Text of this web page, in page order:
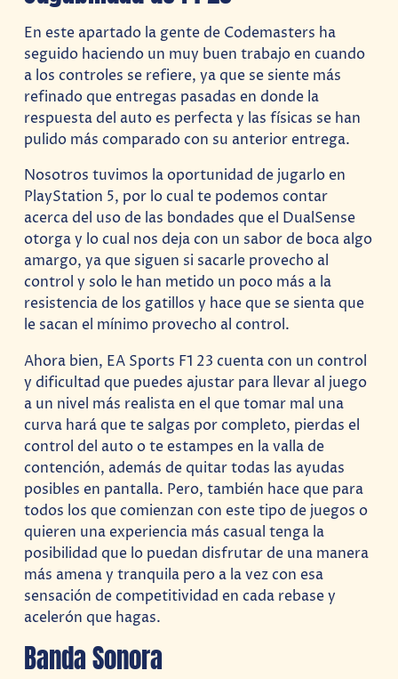
En este apartado la gente de Codemasters ha
seguido haciendo un muy buen trabajo en cuando
a los controles se refiere, ya que se siente más
refinado que entregas pasadas en donde la
respuesta del auto es perfecta y las físicas se han
pulido más comparado con su anterior entrega.
Nosotros tuvimos la oportunidad de jugarlo en
PlayStation 5, por lo cual te podemos contar
acerca del uso de las bondades que el DualSense
otorga y lo cual nos deja con un sabor de boca algo
amargo, ya que siguen si sacarle provecho al
control y solo le han metido un poco más a la
resistencia de los gatillos y hace que se sienta que
le sacan el mínimo provecho al control.
Ahora bien, EA Sports F1 23 cuenta con un control
y dificultad que puedes ajustar para llevar al juego
a un nivel más realista en el que tomar mal una
curva hará que te salgas por completo, pierdas el
control del auto o te estampes en la valla de
contención, además de quitar todas las ayudas
posibles en pantalla. Pero, también hace que para
todos los que comienzan con este tipo de juegos o
quieren una experiencia más casual tenga la
posibilidad que lo puedan disfrutar de una manera
más amena y tranquila pero a la vez con esa
sensación de competitividad en cada rebase y
acelerón que hagas.
Banda Sonora